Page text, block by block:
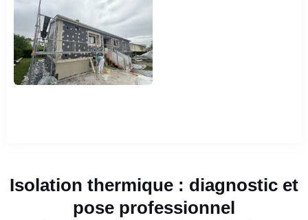
Isolation thermique : diagnostic et
pose professionnel